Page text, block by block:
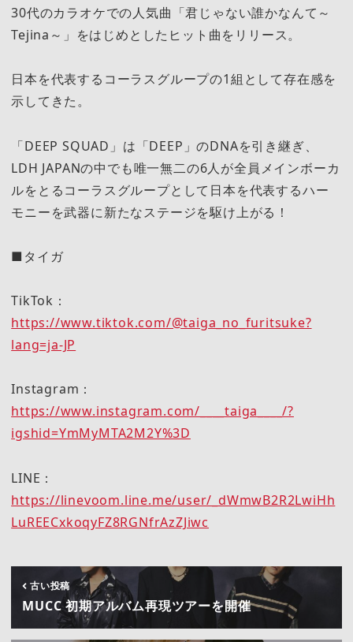
30代のカラオケでの人気曲「君じゃない誰かなんて～
Tejina～」をはじめとしたヒット曲をリリース。
日本を代表するコーラスグループの1組として存在感を
示してきた。
「DEEP SQUAD」は「DEEP」のDNAを引き継ぎ、
LDH JAPANの中でも唯一無二の6人が全員メインボーカ
ルをとるコーラスグループとして日本を代表するハー
モニーを武器に新たなステージを駆け上がる！
■タイガ
TikTok：
https://www.tiktok.com/@taiga_no_furitsuke?
lang=ja-JP
Instagram：
https://www.instagram.com/____taiga____/?
igshid=YmMyMTA2M2Y%3D
LINE：
https://linevoom.line.me/user/_dWmwB2R2LwiHh
LuREECxkoqyFZ8RGNfrAzZJiwc
古い投稿
MUCC 初期アルバム再現ツアーを開催